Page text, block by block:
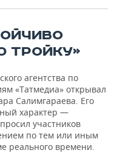
ТРОЙКУ»
агентства по
«Татмедиа» открывал
Салимгараева. Его
характер —
участников
по тем или иным
реального времени.